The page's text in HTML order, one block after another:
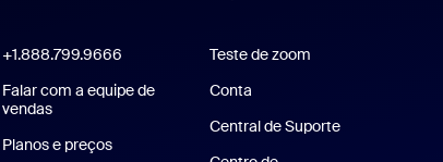
Zoom Rooms
+1.888.799.9666 Clique para chamar
Falar com a equipe de
vendas
Planos e preçosPlanos e preços
Teste de zoom
Conta
Central de Suporte